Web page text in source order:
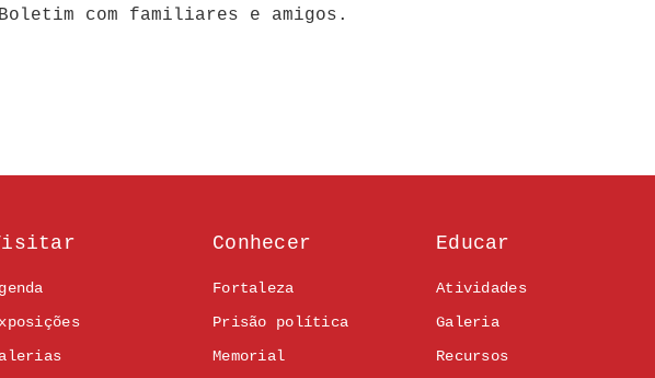
com familiares e amigos.
Conhecer
Fortaleza
Prisão política
Memorial
Educar
Atividades
Galeria
Recursos